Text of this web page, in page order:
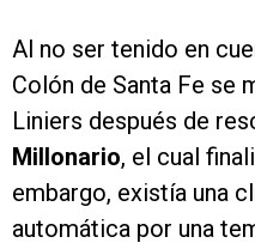
Al no ser tenido en
Colón de Santa Fe se
Liniers después de
Millonario, el cual
embargo, existía una
automática por una